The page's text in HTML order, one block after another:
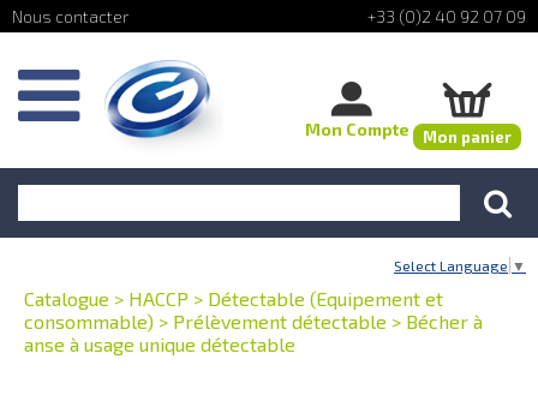
+33 (0)2 40 92 07 09
Mon Compte Mon panier
Select Language ▼
Catalogue > HACCP > Détectable (Equipement et
consommable) > Prélèvement détectable > Bécher à
anse à usage unique détectable